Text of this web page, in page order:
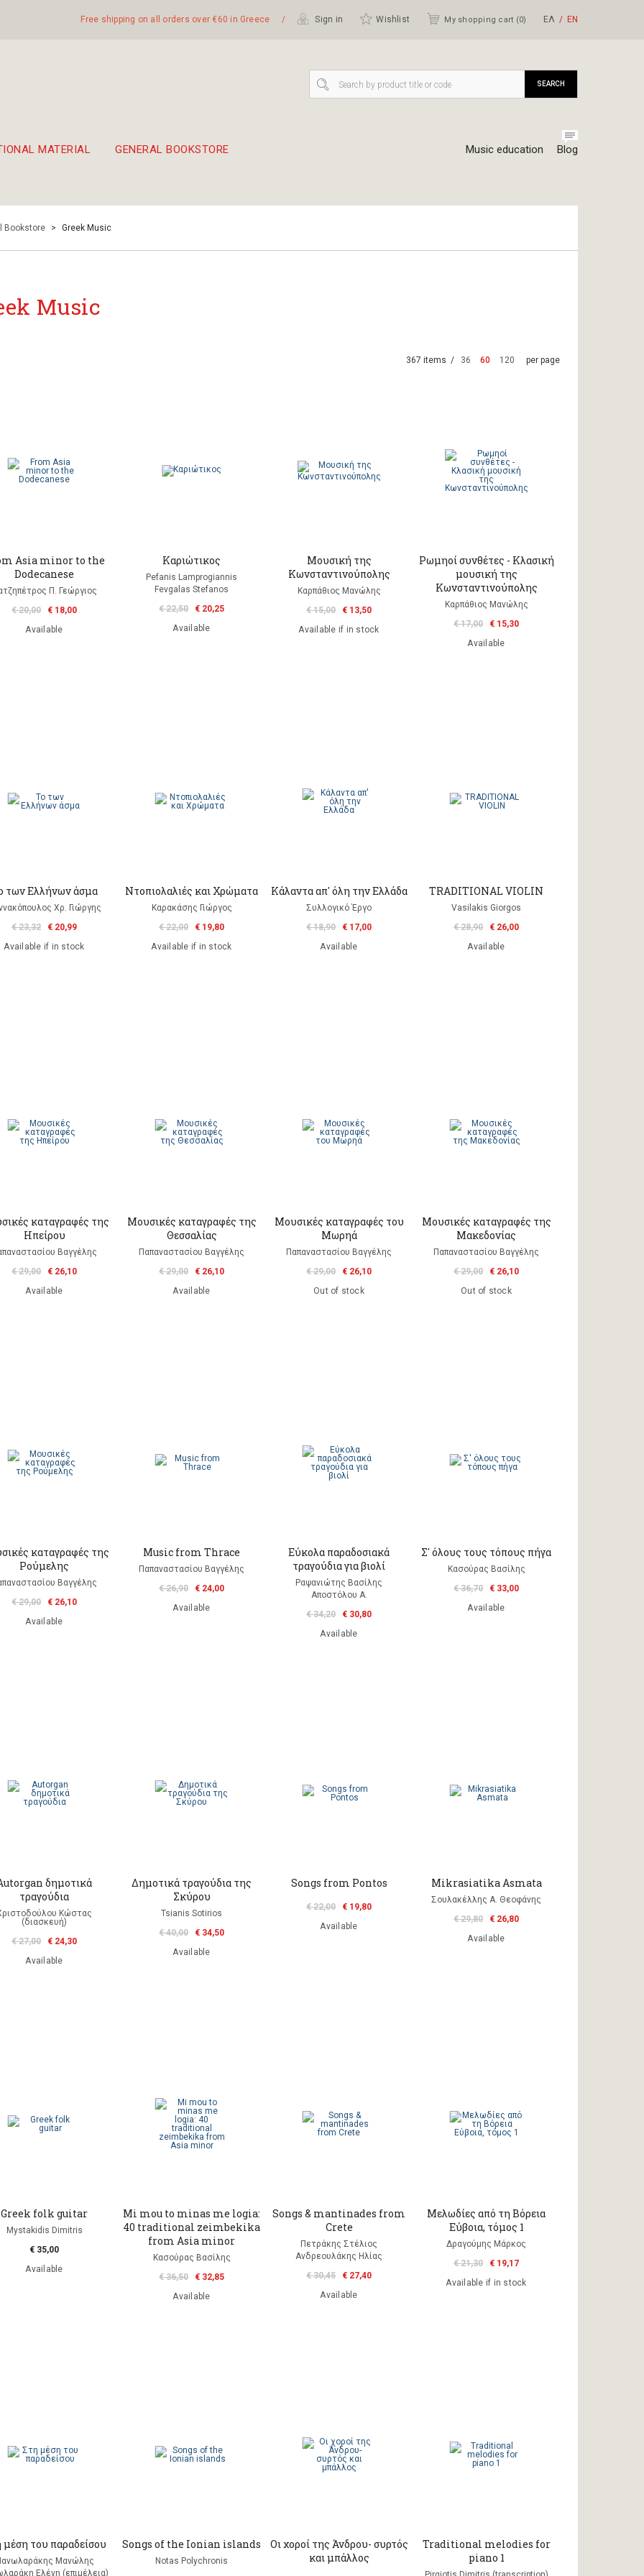
Free shipping on all orders over €60 in Greece / Sign in Wishlist My shopping cart (0) ΕΛ ΕΝ
MATERIAL GENERAL BOOKSTORE Music education Blog
SEARCH
Bookstore > Greek Music
Music
367 items / 36 60 120 per page
Asia minor to the
Dodecanese
Π. Γεώργιος
€ 20,00
€ 18,00
Available
Καριώτικος
Pefanis Lamprogiannis
Fevgalas Stefanos
€ 22,50
€ 20,25
Available
Μουσική της
Κωνσταντινούπολης
Καρπάθιος Μανώλης
€ 15,00
€ 13,50
Available if in stock
Ρωμηοί συνθέτες - Κλασική
μουσική της
Κωνσταντινούπολης
Καρπάθιος Μανώλης
€ 17,00
€ 15,30
Available
των Ελλήνων άσμα
Χρ. Γιώργης
€ 23,32
€ 20,99
Available if in stock
Ντοπιολαλιές και Χρώματα
Καρακάσης Γιώργος
€ 22,00
€ 19,80
Available if in stock
Κάλαντα απ' όλη την Ελλάδα
Συλλογικό Έργο
€ 18,90
€ 17,00
Available
TRADITIONAL VIOLIN
Vasilakis Giorgos
€ 28,90
€ 26,00
Available
καταγραφές της
Ηπείρου
Βαγγέλης
€ 29,00
€ 26,10
Available
Μουσικές καταγραφές της
Θεσσαλίας
Παπαναστασίου Βαγγέλης
€ 29,00
€ 26,10
Available
Μουσικές καταγραφές του
Μωρηά
Παπαναστασίου Βαγγέλης
€ 29,00
€ 26,10
Out of stock
Μουσικές καταγραφές της
Μακεδονίας
Παπαναστασίου Βαγγέλης
€ 29,00
€ 26,10
Out of stock
καταγραφές της
Ρούμελης
Βαγγέλης
€ 29,00
€ 26,10
Available
Music from Thrace
Παπαναστασίου Βαγγέλης
€ 26,90
€ 24,00
Available
Εύκολα παραδοσιακά
τραγούδια για βιολί
Ραψανιώτης Βασίλης
Αποστόλου Α.
€ 34,20
€ 30,80
Available
Σ' όλους τους τόπους πήγα
Κασούρας Βασίλης
€ 36,70
€ 33,00
Available
δημοτικά
τραγούδια
Κώστας
(διασκευή)
€ 27,00
€ 24,30
Available
Δημοτικά τραγούδια της
Σκύρου
Tsianis Sotirios
€ 40,00
€ 34,50
Available
Songs from Pontos
€ 22,00
€ 19,80
Available
Mikrasiatika Asmata
Σουλακέλλης Α. Θεοφάνης
€ 29,80
€ 26,80
Available
Greek folk guitar
Mystakidis Dimitris
€ 35,00
Available
Mi mou to minas me logia:
40 traditional zeimbekika
from Asia minor
Κασούρας Βασίλης
€ 36,50
€ 32,85
Available
Songs & mantinades from
Crete
Πετράκης Στέλιος
Ανδρεουλάκης Ηλίας
€ 30,45
€ 27,40
Available
Μελωδίες από τη Βόρεια
Εύβοια, τόμος 1
Δραγούμης Μάρκος
€ 21,30
€ 19,17
Available if in stock
του παραδείσου
Μανώλης
Ελένη (επιμέλεια)
Songs of the Ionian islands
Notas Polychronis
Οι χοροί της Άνδρου- συρτός
και μπάλλος
Traditional melodies for
piano 1